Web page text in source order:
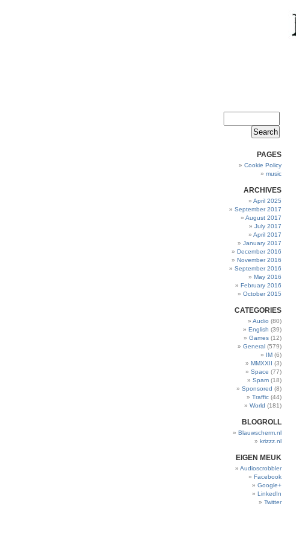
PAGES
Cookie Policy
music
ARCHIVES
April 2025
September 2017
August 2017
July 2017
April 2017
January 2017
December 2016
November 2016
September 2016
May 2016
February 2016
October 2015
CATEGORIES
Audio (80)
English (39)
Games (12)
General (579)
IM (6)
MMXXII (3)
Space (77)
Spam (18)
Sponsored (8)
Traffic (44)
World (181)
BLOGROLL
Blauwscherm.nl
krizzz.nl
EIGEN MEUK
Audioscrobbler
Facebook
Google+
LinkedIn
Twitter